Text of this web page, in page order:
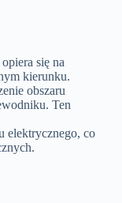
się na
kierunku.
obszaru
Ten
elektrycznego, co